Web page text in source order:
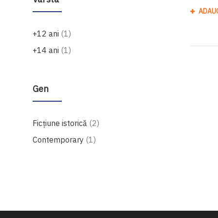
+12 ani 1produs
+14 ani 1produs
Gen
Ficțiune istorică 2produse
Contemporary 1produs